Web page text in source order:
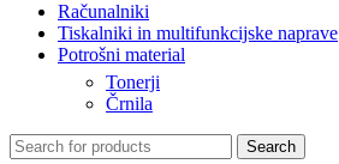
Računalniki
Tiskalniki in multifunkcijske naprave
Potrošni material
Tonerji
Črnila
Search